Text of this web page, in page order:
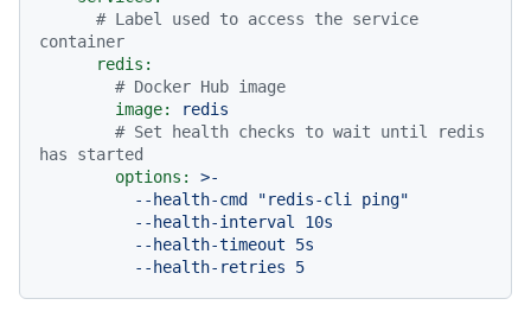
# Label used to access the service
container
redis:
# Docker Hub image
image:
redis
# Set health checks to wait until redis
has started
options:
>-